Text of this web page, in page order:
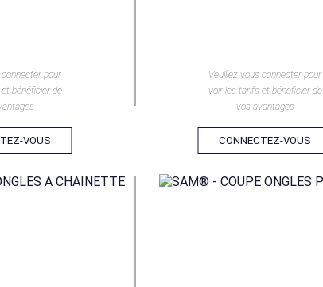
connecter pour
bénéficier de
VOUS
+
Veuillez vous connecter pour
voir les tarifs et bénéficier de
vos avantages
CONNECTEZ-VOUS
EN SAVOIR +